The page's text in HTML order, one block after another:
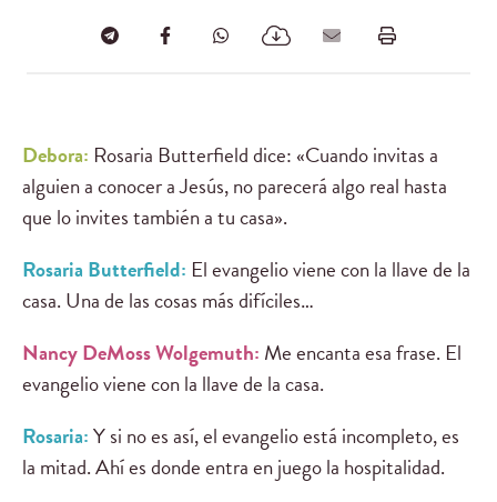
Debora: Rosaria Butterfield dice: «Cuando invitas a
alguien a conocer a Jesús, no parecerá algo real hasta
que lo invites también a tu casa».
Rosaria Butterfield: El evangelio viene con la llave de la
casa. Una de las cosas más difíciles…
Nancy DeMoss Wolgemuth: Me encanta esa frase. El
evangelio viene con la llave de la casa.
Rosaria:Y si no es así, el evangelio está incompleto, es
la mitad. Ahí es donde entra en juego la hospitalidad.